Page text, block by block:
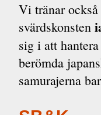
Vi tränar
svärdskonsten
sig i att hantera
berömda
samurajerna